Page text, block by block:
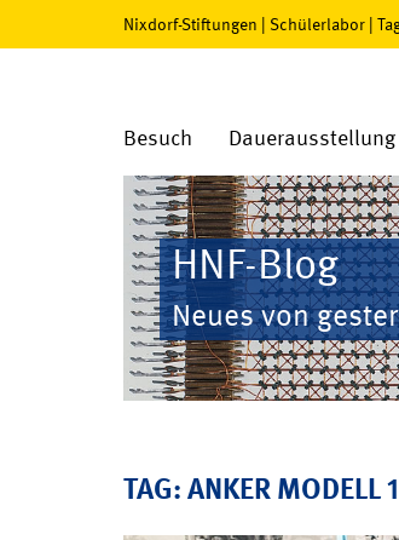
Nixdorf-Stiftungen | Schülerlabor |
Besuch Dauerausstellung
HNF-Blog
Neues von
TAG: ANKER MODELL 1